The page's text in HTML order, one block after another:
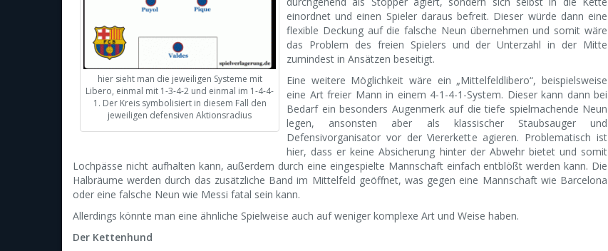
hier sieht man die jeweiligen Systeme mit
Libero, einmal mit 1-3-4-2 und einmal im 1-4-4-
1. Der Kreis symbolisiert in diesem Fall den
jeweiligen defensiven Aktionsradius
einordnet und einen Spieler daraus befreit. Dieser würde dann eine
flexible Deckung auf die falsche Neun übernehmen und somit wäre
das Problem des freien Spielers und der Unterzahl in der Mitte
zumindest in Ansätzen beseitigt.
Eine weitere Möglichkeit wäre ein „Mittelfeldlibero“, beispielsweise
eine Art freier Mann in einem 4-1-4-1-System. Dieser kann dann bei
Bedarf ein besonders Augenmerk auf die tiefe spielmachende Neun
legen, ansonsten aber als klassischer Staubsauger und
Defensivorganisator vor der Viererkette agieren. Problematisch ist
hier, dass er keine Absicherung hinter der Abwehr bietet und somit
Lochpässe nicht aufhalten kann, außerdem durch eine eingespielte Mannschaft einfach entblößt werden kann. Die
Halbräume werden durch das zusätzliche Band im Mittelfeld geöffnet, was gegen eine Mannschaft wie Barcelona
oder eine falsche Neun wie Messi fatal sein kann.
Allerdings könnte man eine ähnliche Spielweise auch auf weniger komplexe Art und Weise haben.
Der Kettenhund